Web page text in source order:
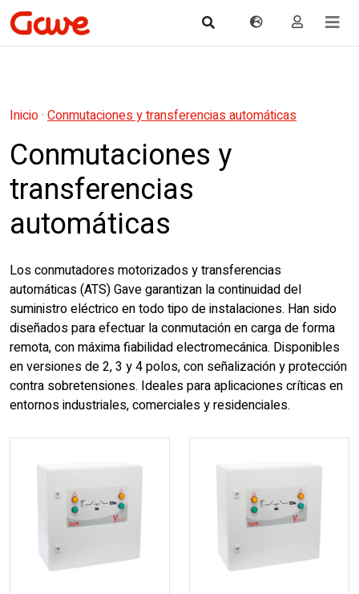
Inicio· Conmutaciones y transferencias automáticas
Conmutaciones y
transferencias
automáticas
Los conmutadores motorizados y transferencias
automáticas (ATS) Gave garantizan la continuidad del
suministro eléctrico en todo tipo de instalaciones. Han sido
diseñados para efectuar la conmutación en carga de forma
remota, con máxima fiabilidad electromecánica. Disponibles
en versiones de 2, 3 y 4 polos, con señalización y protección
contra sobretensiones. Ideales para aplicaciones críticas en
entornos industriales, comerciales y residenciales.